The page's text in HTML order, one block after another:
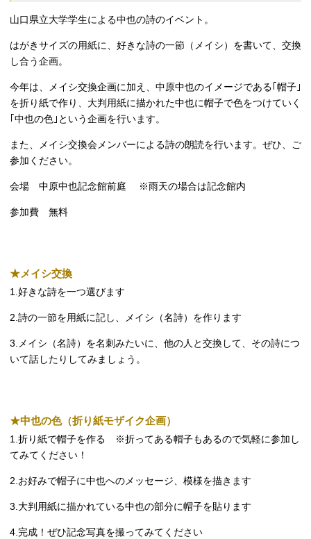
山口県立大学学生による中也の詩のイベント。
はがきサイズの用紙に、好きな詩の一節（メイシ）を書いて、交換
し合う企画。
今年は、メイシ交換企画に加え、中原中也のイメージである｢帽子｣
を折り紙で作り、大判用紙に描かれた中也に帽子で色をつけていく
｢中也の色｣という企画を行います。
また、メイシ交換会メンバーによる詩の朗読を行います。ぜひ、ご
参加ください。
会場 中原中也記念館前庭 ※雨天の場合は記念館内
参加費 無料
★メイシ交換
1.好きな詩を一つ選びます
2.詩の一節を用紙に記し、メイシ（名詩）を作ります
3.メイシ（名詩）を名刺みたいに、他の人と交換して、その詩につ
いて話したりしてみましょう。
★中也の色（折り紙モザイク企画）
1.折り紙で帽子を作る ※折ってある帽子もあるので気軽に参加し
てみてください！
2.お好みで帽子に中也へのメッセージ、模様を描きます
3.大判用紙に描かれている中也の部分に帽子を貼ります
4.完成！ぜひ記念写真を撮ってみてください